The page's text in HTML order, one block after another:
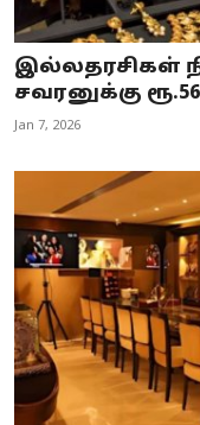
இல்லதரசிகள்
சவரனுக்கு
Jan 7, 2026